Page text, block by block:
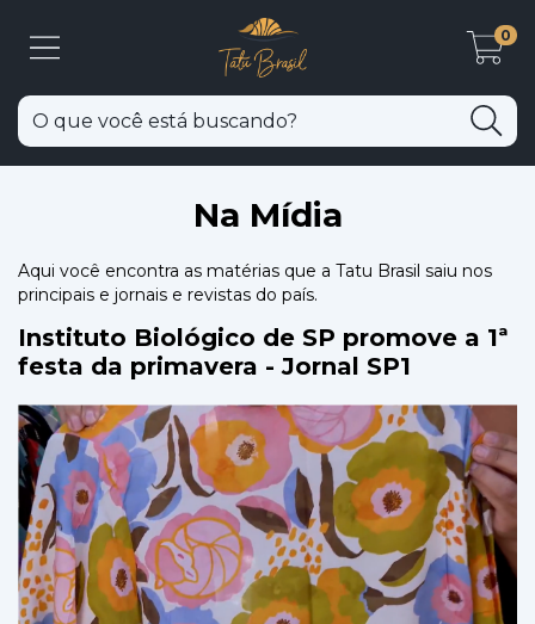
0
Na Mídia
Aqui você encontra as matérias que a Tatu Brasil saiu nos
principais e jornais e revistas do país.
Instituto Biológico de SP promove a 1ª
festa da primavera - Jornal SP1